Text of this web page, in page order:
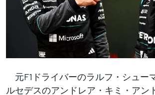
元F1ドライバーのラルフ・シュー
ルセデスのアンドレア・キミ・アン